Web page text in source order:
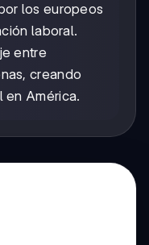
los europeos
laboral.
entre
creando
en América.